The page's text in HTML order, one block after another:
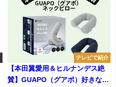
テレビで紹介
【本田翼愛用＆ヒルナンデス絶
賛】GUAPO（グアポ）好きな形